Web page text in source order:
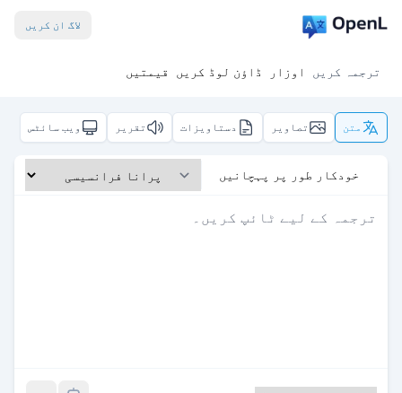
لاگ ان کریں
ترجمہ کریں اوزار ڈاؤن لوڈ کریں قیمتیں
متن تصاویر دستاویزات تقریر ویب سائٹس
خودکار طور پر پہچانیں